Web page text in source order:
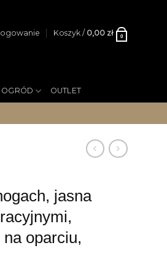
Koszyk / 0,00 zł 0
OGRÓD OUTLET
jasna
oparciu,